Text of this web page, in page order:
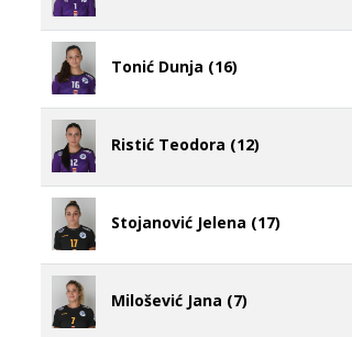
Tonić Dunja (16)
Ristić Teodora (12)
Stojanović Jelena (17)
Milošević Jana (7)